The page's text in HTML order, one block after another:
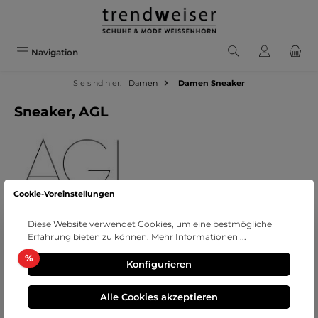
Zum Hauptinhalt springen
Navigation
Sie sind hier: Damen Damen Sneaker
Sneaker, AGL
Bildergalerie überspringen
%Rabatt
Cookie-Voreinstellungen
Diese Website verwendet Cookies, um eine bestmögliche
Erfahrung bieten zu können. Mehr Informationen ...
Konfigurieren
Alle Cookies akzeptieren